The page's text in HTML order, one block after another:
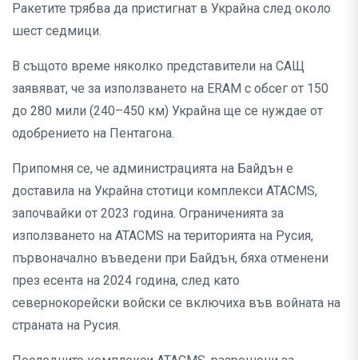
Ракетите трябва да пристигнат в Украйна след около
шест седмици.
В същото време няколко представители на САЩ
заявяват, че за използването на ERAM с обсег от 150
до 280 мили (240–450 км) Украйна ще се нуждае от
одобрението на Пентагона.
Припомня се, че администрацията на Байдън е
доставила на Украйна стотици комплекси ATACMS,
започвайки от 2023 година. Ограниченията за
използването на ATACMS на територията на Русия,
първоначално въведени при Байдън, бяха отменени
през есента на 2024 година, след като
севернокорейски войски се включиха във войната на
страната на Русия.